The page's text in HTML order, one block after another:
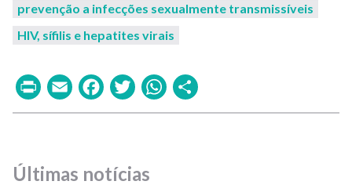
prevenção a infecções sexualmente transmissíveis
HIV, sífilis e hepatites virais
PrintEmailFacebook
TwitterWhatsApp
Últimas notícias